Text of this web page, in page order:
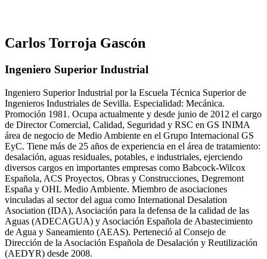
Carlos Torroja Gascón
Ingeniero Superior Industrial
Ingeniero Superior Industrial por la Escuela Técnica Superior de
Ingenieros Industriales de Sevilla. Especialidad: Mecánica.
Promoción 1981. Ocupa actualmente y desde junio de 2012 el cargo
de Director Comercial, Calidad, Seguridad y RSC en GS INIMA
área de negocio de Medio Ambiente en el Grupo Internacional GS
EyC. Tiene más de 25 años de experiencia en el área de tratamiento:
desalación, aguas residuales, potables, e industriales, ejerciendo
diversos cargos en importantes empresas como Babcock-Wilcox
Española, ACS Proyectos, Obras y Construcciones, Degremont
España y OHL Medio Ambiente. Miembro de asociaciones
vinculadas al sector del agua como International Desalation
Asociation (IDA), Asociación para la defensa de la calidad de las
Aguas (ADECAGUA) y Asociación Española de Abastecimiento
de Agua y Saneamiento (AEAS). Perteneció al Consejo de
Dirección de la Asociación Española de Desalación y Reutilización
(AEDYR) desde 2008.